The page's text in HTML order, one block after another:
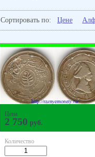
Сортировать по: Цене
Цена
2 750 руб.
Количество